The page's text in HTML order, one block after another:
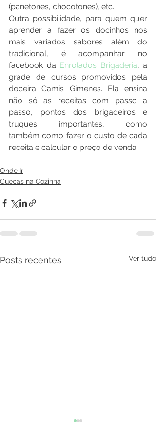
(panetones, chocotones), etc.
Outra possibilidade, para quem quer
aprender a fazer os docinhos nos
mais variados sabores além do
tradicional, é acompanhar no
facebook da Enrolados Brigaderia, a
grade de cursos promovidos pela
doceira Camis Gimenes. Ela ensina
não só as receitas com passo a
passo, pontos dos brigadeiros e
truques importantes, como
também como fazer o custo de cada
receita e calcular o preço de venda.
Onde Ir
Cuecas na Cozinha
Posts recentes Ver tudo